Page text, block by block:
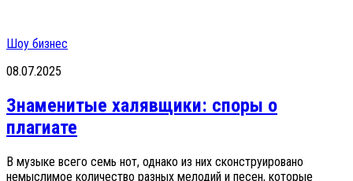
Шоу бизнес
08.07.2025
Знаменитые халявщики: споры о
плагиате
В музыке всего семь нот, однако из них сконструировано
немыслимое количество разных мелодий и песен, которые